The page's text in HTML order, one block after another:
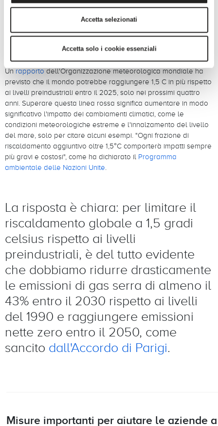
Accetta selezionati
Accetta solo i cookie essenziali
Unrapportodell'Organizzazione meteorologica mondiale ha
previsto che il mondo potrebbe raggiungere 1,5 C in più rispetto
ai livelli preindustriali entro il 2025, solo nei prossimi quattro
anni. Superare questa linea rossa significa aumentare in modo
significativo l'impatto dei cambiamenti climatici, come le
condizioni meteorologiche estreme e l'innalzamento del livello
del mare, solo per citare alcuni esempi. "Ogni frazione di
riscaldamento aggiuntivo oltre 1,5°C comporterà impatti sempre
più gravi e costosi", come ha dichiarato il Programma
ambientale delle Nazioni Unite.
La risposta è chiara: per limitare il
riscaldamento globale a 1,5 gradi
celsius rispetto ai livelli
preindustriali, è del tutto evidente
che dobbiamo ridurre drasticamente
le emissioni di gas serra di almeno il
43% entro il 2030 rispetto ai livelli
del 1990 e raggiungere emissioni
nette zero entro il 2050, come
sancito dall'Accordo di Parigi.
Misure importanti per aiutare le aziende a